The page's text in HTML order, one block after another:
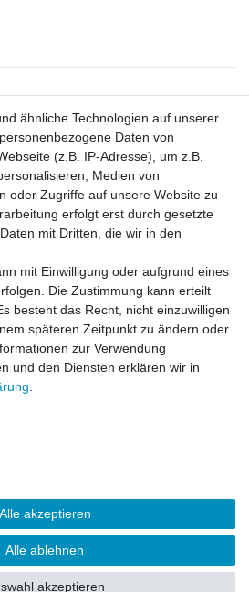
Konzept Verwertungs GmbH.
ähnliche Technologien auf unserer
Daten von
(z.B. IP-Adresse), um z.B.
Medien von
oder Zugriffe auf unsere Website zu
erfolgt erst durch gesetzte
mit Dritten, die wir in den
mit Einwilligung oder aufgrund eines
Die Zustimmung kann erteilt
besteht das Recht, nicht einzuwilligen
späteren Zeitpunkt zu ändern oder
zur Verwendung
und den Diensten erklären wir in
Alle akzeptieren
Alle ablehnen
akzeptieren